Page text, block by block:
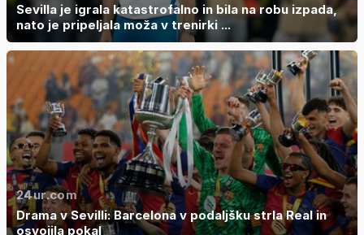
Sevilla je igrala katastrofalno in bila na robu izpada,
nato je pripeljala moža v trenirki ...
24ur.com
Drama v Sevilli: Barcelona v podaljšku strla Real in
osvojila pokal